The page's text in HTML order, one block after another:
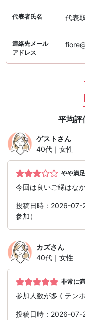
代表者氏名 代表
連絡先メール
アドレス
平均評
ゲストさん
40代｜女性
やや満足
今回は良いご縁はな
投稿日時：2026-07-
参加）
カズさん
40代｜女性
非常に
参加人数が多くテン
投稿日時：2026-07-